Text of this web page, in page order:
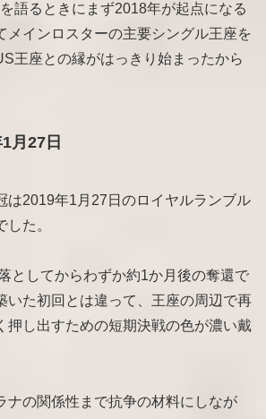
語るときにまず2018年が起点になる
メインロスターの主要シングル王座を
王座との縁がはっきり始まったから
月27日
は2019年1月27日のロイヤルランブル
た。
としてからわずか約1か月後の奪還で
いた初回とは違って、王座の周辺で再
押し出すための短期決戦の色が濃い戴
ナの関係性まで抗争の材料にしなが